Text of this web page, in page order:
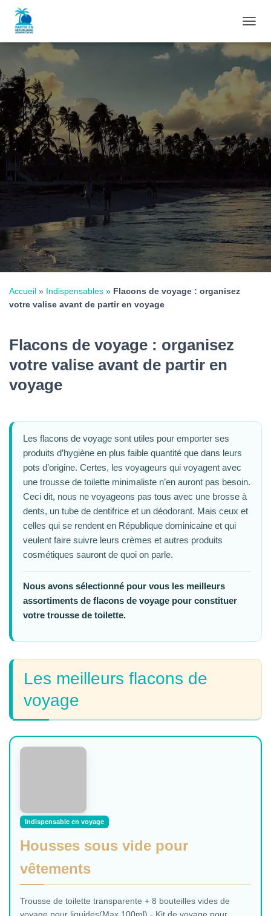
É
L
N
A
A
T
I
O
N
Accueil » Indispensables » Flacons de voyage : organisez
votre valise avant de partir en voyage
Flacons de voyage : organisez
votre valise avant de partir en
voyage
Les flacons de voyage sont utiles pour emporter ses
produits d’hygiène en plus faible quantité que dans leurs
pots d’origine. Certes, les voyageurs qui voyagent avec
une trousse de toilette minimaliste n’en auront pas besoin.
Ceci dit, nous ne voyageons pas tous avec une brosse à
dents, un tube de dentifrice et un déodorant. Mais ceux et
celles qui se rendent en République dominicaine et qui
veulent faire suivre leurs crèmes et autres produits
cosmétiques sauront de quoi on parle.
Nous avons sélectionné pour vous les meilleurs
assortiments de flacons de voyage pour constituer
votre trousse de toilette.
Les meilleurs flacons de
voyage
Indispensable en voyage
Housses sous vide pour
vêtements
Trousse de toilette transparente + 8 bouteilles vides de